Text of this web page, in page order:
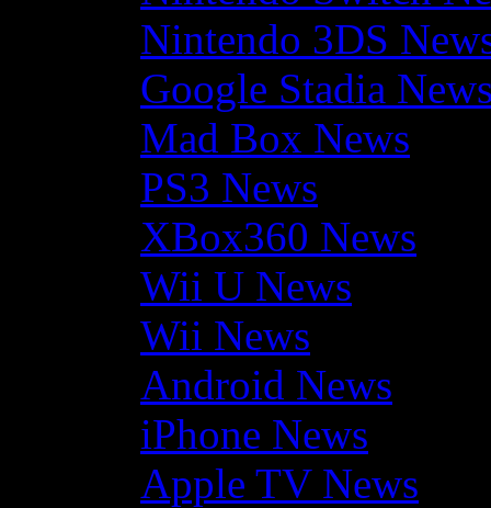
Nintendo 3DS
Google Stadia
Mad Box News
PS3 News
XBox360 News
Wii U News
Wii News
Android News
iPhone News
Apple TV News